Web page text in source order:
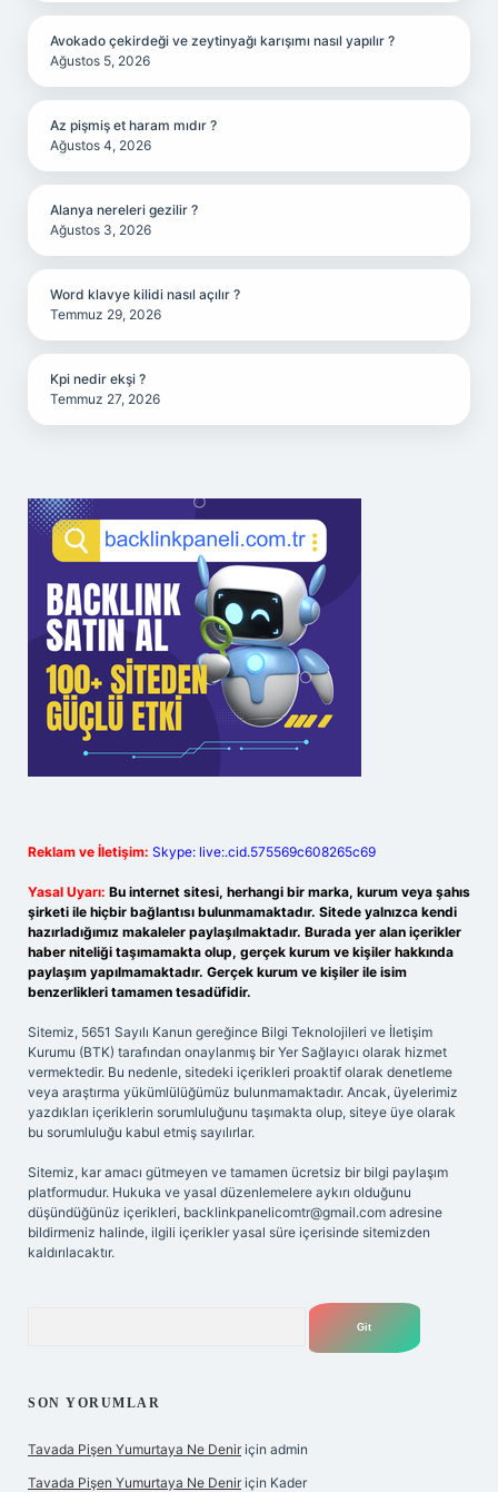
Avokado çekirdeği ve zeytinyağı karışımı nasıl yapılır ?
Ağustos 5, 2026
Az pişmiş et haram mıdır ?
Ağustos 4, 2026
Alanya nereleri gezilir ?
Ağustos 3, 2026
Word klavye kilidi nasıl açılır ?
Temmuz 29, 2026
Kpi nedir ekşi ?
Temmuz 27, 2026
Reklam ve İletişim: Skype: live:.cid.575569c608265c69
Yasal Uyarı: Bu internet sitesi, herhangi bir marka, kurum veya şahıs
şirketi ile hiçbir bağlantısı bulunmamaktadır. Sitede yalnızca kendi
hazırladığımız makaleler paylaşılmaktadır. Burada yer alan içerikler
haber niteliği taşımamakta olup, gerçek kurum ve kişiler hakkında
paylaşım yapılmamaktadır. Gerçek kurum ve kişiler ile isim
benzerlikleri tamamen tesadüfidir.
Sitemiz, 5651 Sayılı Kanun gereğince Bilgi Teknolojileri ve İletişim
Kurumu (BTK) tarafından onaylanmış bir Yer Sağlayıcı olarak hizmet
vermektedir. Bu nedenle, sitedeki içerikleri proaktif olarak denetleme
veya araştırma yükümlülüğümüz bulunmamaktadır. Ancak, üyelerimiz
yazdıkları içeriklerin sorumluluğunu taşımakta olup, siteye üye olarak
bu sorumluluğu kabul etmiş sayılırlar.
Sitemiz, kar amacı gütmeyen ve tamamen ücretsiz bir bilgi paylaşım
platformudur. Hukuka ve yasal düzenlemelere aykırı olduğunu
düşündüğünüz içerikleri, backlinkpanelicomtr@gmail.com adresine
bildirmeniz halinde, ilgili içerikler yasal süre içerisinde sitemizden
kaldırılacaktır.
SON YORUMLAR
Tavada Pişen Yumurtaya Ne Denir için admin
Tavada Pişen Yumurtaya Ne Denir için Kader